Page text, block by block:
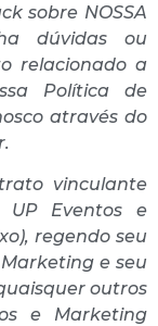
sobre NOSSA
dúvidas ou
relacionado a
Política de
através do
vinculante
UP Eventos e
regendo seu
e seu
outros
e Marketing